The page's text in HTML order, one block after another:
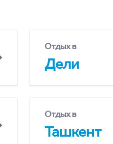
Отдых в
Дели
Отдых в
Ташкент